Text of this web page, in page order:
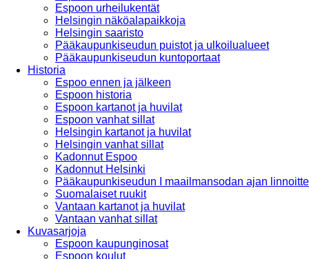
Espoon urheilukentät
Helsingin näköalapaikkoja
Helsingin saaristo
Pääkaupunkiseudun puistot ja ulkoilualueet
Pääkaupunkiseudun kuntoportaat
Historia
Espoo ennen ja jälkeen
Espoon historia
Espoon kartanot ja huvilat
Espoon vanhat sillat
Helsingin kartanot ja huvilat
Helsingin vanhat sillat
Kadonnut Espoo
Kadonnut Helsinki
Pääkaupunkiseudun I maailmansodan ajan
Suomalaiset ruukit
Vantaan kartanot ja huvilat
Vantaan vanhat sillat
Kuvasarjoja
Espoon kaupunginosat
Espoon koulut